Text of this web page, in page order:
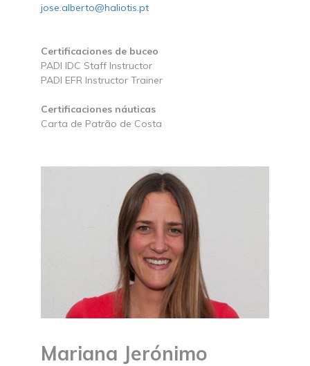
jose.alberto@haliotis.pt
Certificaciones de buceo
PADI IDC Staff Instructor
PADI EFR Instructor Trainer
Certificaciones náuticas
Carta de Patrão de Costa
Mariana Jerónimo